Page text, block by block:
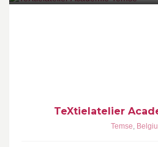
TeXtielatelier
Temse,